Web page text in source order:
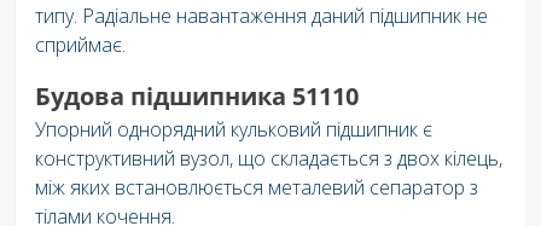
типу. Радіальне навантаження даний підшипник не
сприймає.
Будова підшипника 51110
Упорний однорядний кульковий підшипник є
конструктивний вузол, що складається з двох кілець,
між яких встановлюється металевий сепаратор з
тілами кочення.